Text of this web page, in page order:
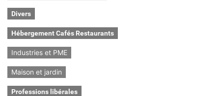
Divers
Hébergement Cafés Restaurants
Industries et PME
Maison et jardin
Professions libérales